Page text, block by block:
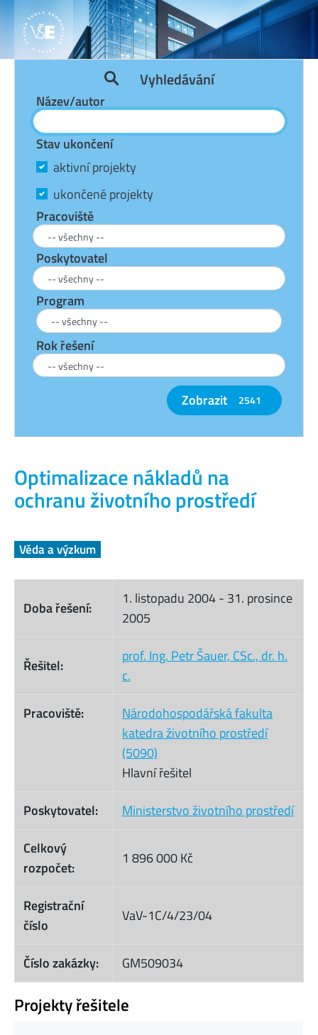
Optimalizace nákladů na
ochranu životního prostředí
Věda a výzkum
Doba řešení:
1. listopadu 2004- 31. prosince
2005
Řešitel:
prof. Ing. Petr Šauer, CSc., dr. h.
c.
Pracoviště:
Národohospodářská fakulta
katedra životního prostředí
(5090)
Hlavní řešitel
Poskytovatel:
Ministerstvo životního prostředí
Celkový
rozpočet:
1 896 000 Kč
Registrační
číslo
VaV-1C/4/23/04
Číslo zakázky: GM509034
Projekty řešitele
Vyhledávání
Název/autor
Stav ukončení
aktivní projekty
ukončené projekty
Pracoviště
Poskytovatel
Program
Rok řešení
Zobrazit 2541